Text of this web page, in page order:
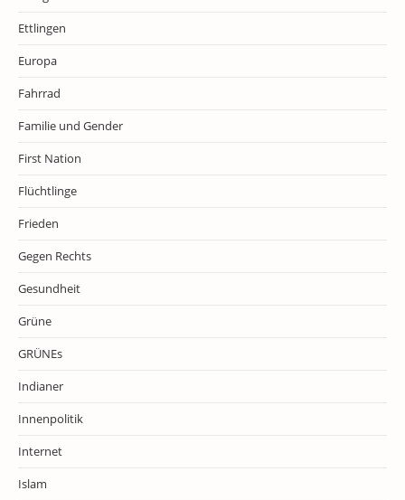
Ettlingen
Europa
Fahrrad
Familie und Gender
First Nation
Flüchtlinge
Frieden
Gegen Rechts
Gesundheit
Grüne
GRÜNEs
Indianer
Innenpolitik
Internet
Islam